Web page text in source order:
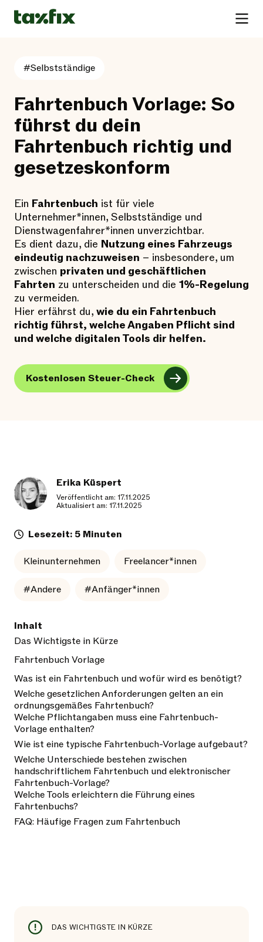
#Selbstständige
Fahrtenbuch Vorlage: So
führst du dein
Fahrtenbuch richtig und
gesetzeskonform
Ein Fahrtenbuch ist für viele
Unternehmer*innen, Selbstständige und
Dienstwagenfahrer*innen unverzichtbar.
Es dient dazu, die Nutzung eines Fahrzeugs
eindeutig nachzuweisen – insbesondere, um
zwischen privaten und geschäftlichen
Fahrten zu unterscheiden und die 1%-Regelung
zu vermeiden.
Hier erfährst du, wie du ein Fahrtenbuch
richtig führst, welche Angaben Pflicht sind
und welche digitalen Tools dir helfen.
Kostenlosen Steuer-Check
Erika Küspert
Veröffentlicht am: 17.11.2025
Aktualisiert am: 17.11.2025
Lesezeit: 5 Minuten
Kleinunternehmen Freelancer*innen
#Andere #Anfänger*innen
Inhalt
Das Wichtigste in Kürze
Fahrtenbuch Vorlage
Was ist ein Fahrtenbuch und wofür wird es benötigt?
Welche gesetzlichen Anforderungen gelten an ein
ordnungsgemäßes Fahrtenbuch?
Welche Pflichtangaben muss eine Fahrtenbuch-
Vorlage enthalten?
Wie ist eine typische Fahrtenbuch-Vorlage aufgebaut?
Welche Unterschiede bestehen zwischen
handschriftlichem Fahrtenbuch und elektronischer
Fahrtenbuch-Vorlage?
Welche Tools erleichtern die Führung eines
Fahrtenbuchs?
FAQ: Häufige Fragen zum Fahrtenbuch
DAS WICHTIGSTE IN KÜRZE